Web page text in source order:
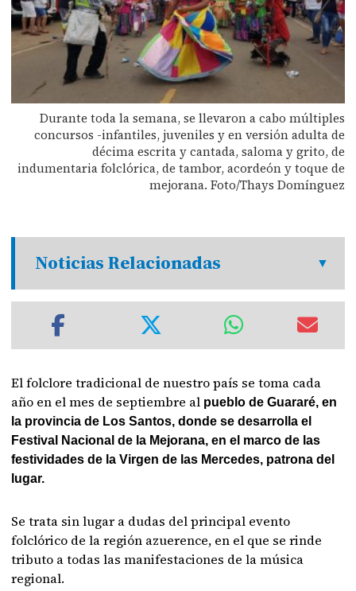
Durante toda la semana, se llevaron a cabo múltiples
concursos -infantiles, juveniles y en versión adulta de
décima escrita y cantada, saloma y grito, de
indumentaria folclórica, de tambor, acordeón y toque de
mejorana. Foto/Thays Domínguez
Noticias Relacionadas
El folclore tradicional de nuestro país se toma cada
año en el mes de septiembre al pueblo de Guararé, en
la provincia de Los Santos, donde se desarrolla el
Festival Nacional de la Mejorana, en el marco de las
festividades de la Virgen de las Mercedes, patrona del
lugar.
Se trata sin lugar a dudas del principal evento
folclórico de la región azuerence, en el que se rinde
tributo a todas las manifestaciones de la música
regional.